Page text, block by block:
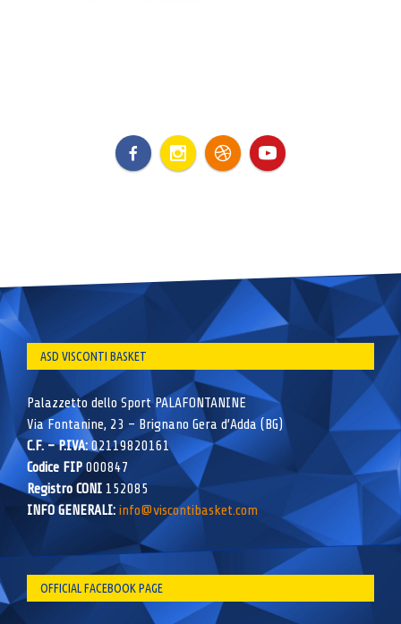
ASD VISCONTI BASKET
Palazzetto dello Sport PALAFONTANINE
Via Fontanine, 23 – Brignano Gera d’Adda (BG)
C.F. – P.IVA:02119820161
Codice FIP000847
Registro CONI 152085
INFO GENERALI: info@viscontibasket.com
OFFICIAL FACEBOOK PAGE